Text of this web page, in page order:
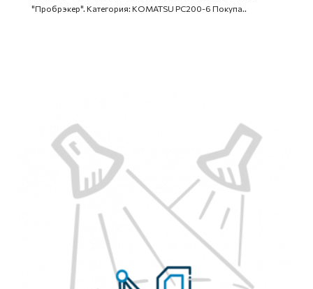
"Пробрэкер". Категория: KOMATSU PC200-6 Покупа..